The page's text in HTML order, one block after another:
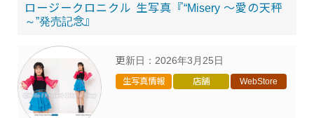
ロージークロニクル 生写真『“Misery ～愛の天秤
～”発売記念』
更新日： 2026年3月25日
生写真情報 店舗 WebStore